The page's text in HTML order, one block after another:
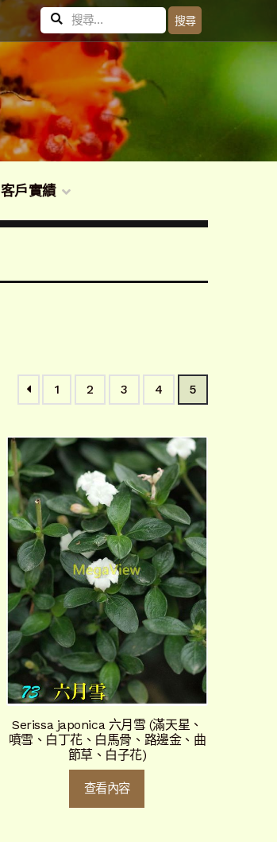
搜
尋
關
搜尋
客戶實績
1 2 3 4 5
Serissa japonica 六月雪 (滿天星、
噴雪、白丁花、白馬骨、路邊金、曲
節草、白子花)
查看內容